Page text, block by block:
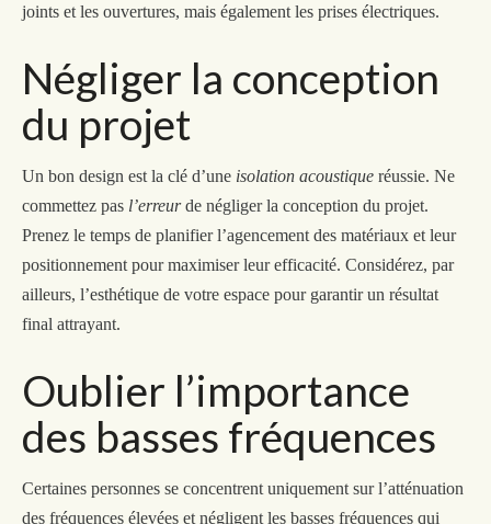
joints et les ouvertures, mais également les prises électriques.
Négliger la conception
du projet
Un bon design est la clé d’une isolation acoustique réussie. Ne
commettez pas l’erreurde négliger la conception du projet.
Prenez le temps de planifier l’agencement des matériaux et leur
positionnement pour maximiser leur efficacité. Considérez, par
ailleurs, l’esthétique de votre espace pour garantir un résultat
final attrayant.
Oublier l’importance
des basses fréquences
Certaines personnes se concentrent uniquement sur l’atténuation
des fréquences élevées et négligent les basses fréquences qui